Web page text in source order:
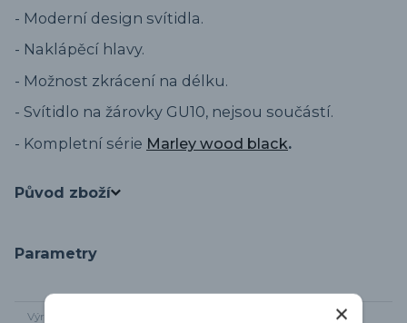
- Moderní design svítidla.
- Naklápěcí hlavy.
- Možnost zkrácení na délku.
- Svítidlo na žárovky GU10, nejsou součástí.
- Kompletní série Marley wood black.
Původ zboží
Parametry
Výrobce